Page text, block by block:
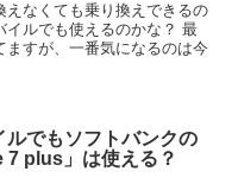
なくても乗り換えできるの
イルでも使えるのかな？ 最
すが、一番気になるのは今
ルでもソフトバンクの
7 plus」は使える？